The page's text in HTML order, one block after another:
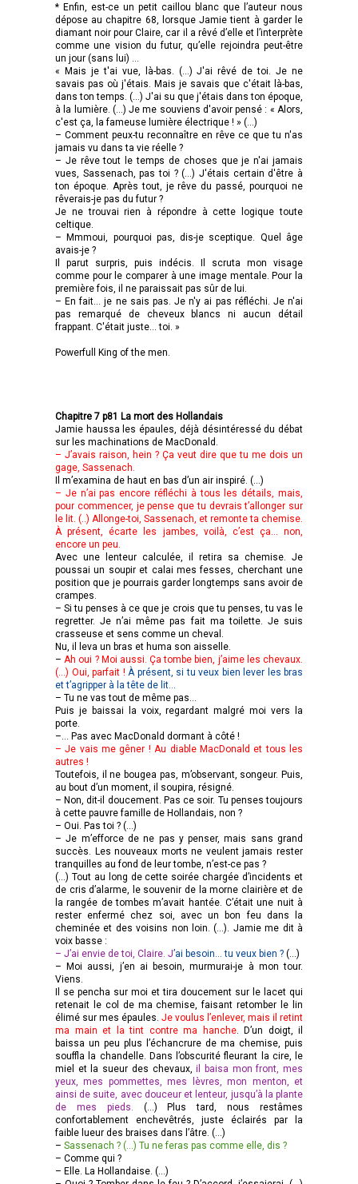
* Enfin, est-ce un petit caillou blanc que l’auteur nous
dépose au chapitre 68, lorsque Jamie tient à garder le
diamant noir pour Claire, car il a rêvé d’elle et l’interprète
comme une vision du futur, qu’elle rejoindra peut-être
un jour (sans lui) …
« Mais je t'ai vue, là-bas. (…) J'ai rêvé de toi. Je ne
savais pas où j'étais. Mais je savais que c'était là-bas,
dans ton temps. (…) J'ai su que j'étais dans ton époque,
à la lumière. (…) Je me souviens d'avoir pensé : « Alors,
c'est ça, la fameuse lumière électrique ! » (…)
– Comment peux-tu reconnaître en rêve ce que tu n'as
jamais vu dans ta vie réelle ?
– Je rêve tout le temps de choses que je n'ai jamais
vues, Sassenach, pas toi ? (…) J'étais certain d'être à
ton époque. Après tout, je rêve du passé, pourquoi ne
rêverais-je pas du futur ?
Je ne trouvai rien à répondre à cette logique toute
celtique.
– Mmmoui, pourquoi pas, dis-je sceptique. Quel âge
avais-je ?
Il parut surpris, puis indécis. Il scruta mon visage
comme pour le comparer à une image mentale. Pour la
première fois, il ne paraissait pas sûr de lui.
– En fait... je ne sais pas. Je n'y ai pas réfléchi. Je n'ai
pas remarqué de cheveux blancs ni aucun détail
frappant. C'était juste... toi. »
Powerfull King of the men.
Chapitre 7 p81 La mort des Hollandais
Jamie haussa les épaules, déjà désintéressé du débat
sur les machinations de MacDonald.
– J’avais raison, hein ? Ça veut dire que tu me dois un
gage, Sassenach.
Il m’examina de haut en bas d’un air inspiré. (…)
– Je n’ai pas encore réfléchi à tous les détails, mais,
pour commencer, je pense que tu devrais t’allonger sur
le lit. (..) Allonge-toi, Sassenach, et remonte ta chemise.
À présent, écarte les jambes, voilà, c’est ça… non,
encore un peu.
Avec une lenteur calculée, il retira sa chemise. Je
poussai un soupir et calai mes fesses, cherchant une
position que je pourrais garder longtemps sans avoir de
crampes.
– Si tu penses à ce que je crois que tu penses, tu vas le
regretter. Je n’ai même pas fait ma toilette. Je suis
crasseuse et sens comme un cheval.
Nu, il leva un bras et huma son aisselle.
– Ah oui ? Moi aussi. Ça tombe bien, j’aime les chevaux.
(…) Oui, parfait ! À présent, si tu veux bien lever les bras
et t’agripper à la tête de lit…
– Tu ne vas tout de même pas…
Puis je baissai la voix, regardant malgré moi vers la
porte.
–… Pas avec MacDonald dormant à côté !
– Je vais me gêner ! Au diable MacDonald et tous les
autres !
Toutefois, il ne bougea pas, m’observant, songeur. Puis,
au bout d’un moment, il soupira, résigné.
– Non, dit-il doucement. Pas ce soir. Tu penses toujours
à cette pauvre famille de Hollandais, non ?
– Oui. Pas toi ? (…)
– Je m’efforce de ne pas y penser, mais sans grand
succès. Les nouveaux morts ne veulent jamais rester
tranquilles au fond de leur tombe, n’est-ce pas ?
(…) Tout au long de cette soirée chargée d’incidents et
de cris d’alarme, le souvenir de la morne clairière et de
la rangée de tombes m’avait hantée. C’était une nuit à
rester enfermé chez soi, avec un bon feu dans la
cheminée et des voisins non loin. (…). Jamie me dit à
voix basse :
– J’ai envie de toi, Claire. J’ai besoin… tu veux bien ? (…)
– Moi aussi, j’en ai besoin, murmurai-je à mon tour.
Viens.
Il se pencha sur moi et tira doucement sur le lacet qui
retenait le col de ma chemise, faisant retomber le lin
élimé sur mes épaules. Je voulus l’enlever, mais il retint
ma main et la tint contre ma hanche. D’un doigt, il
baissa un peu plus l’échancrure de ma chemise, puis
souffla la chandelle. Dans l’obscurité fleurant la cire, le
miel et la sueur des chevaux,il baisa mon front, mes
yeux, mes pommettes, mes lèvres, mon menton, et
ainsi de suite, avec douceur et lenteur, jusqu’à la plante
de mes pieds.
(…) Plus tard, nous restâmes
confortablement enchevêtrés, juste éclairés par la
faible lueur des braises dans l’âtre. (…)
– Sassenach ? (…) Tu ne feras pas comme elle, dis ?
– Comme qui ?
– Elle. La Hollandaise. (…)